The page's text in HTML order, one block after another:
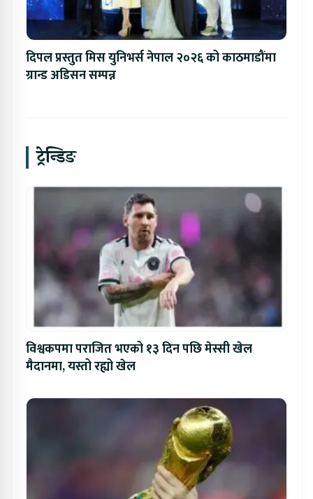
दिपल प्रस्तुत मिस युनिभर्स नेपाल २०२६ को काठमाडौंमा
ग्रान्ड अडिसन सम्पन्न
ट्रेन्डिङ
विश्वकपमा पराजित भएको १३ दिन पछि मेस्सी खेल
मैदानमा, यस्तो रह्यो खेल